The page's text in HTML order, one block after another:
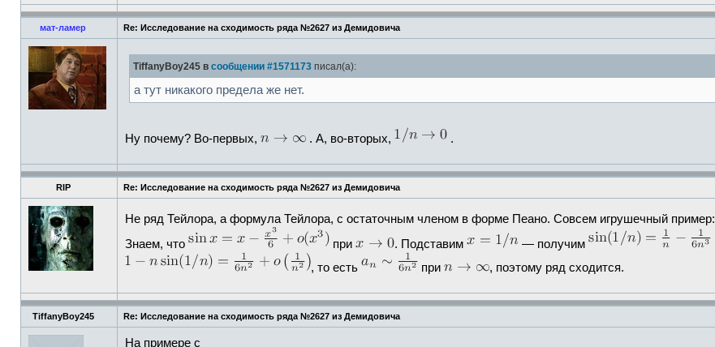
мат-ламер Re: Исследование на сходимость ряда №2627 из Демидовича
TiffanyBoy245 в сообщении #1571173 писал(а):
а тут никакого предела же нет.
Ну почему? Во-первых, . А, во-вторых, .
RIP Re: Исследование на сходимость ряда №2627 из Демидовича
Не ряд Тейлора, а формула Тейлора, с остаточным членом в форме Пеано. Совсем игрушечный пример:
Знаем, что
при . Подставим — получим
, то есть
при , поэтому ряд сходится.
TiffanyBoy245 Re: Исследование на сходимость ряда №2627 из Демидовича
На примере с